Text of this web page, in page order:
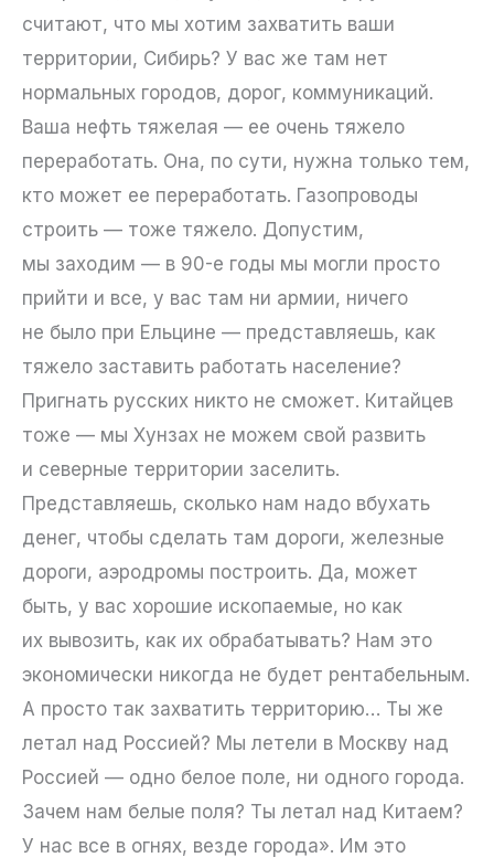
считают, что мы хотим захватить ваши
территории, Сибирь? У вас же там нет
нормальных городов, дорог, коммуникаций.
Ваша нефть тяжелая — ее очень тяжело
переработать. Она, по сути, нужна только тем,
кто может ее переработать. Газопроводы
строить — тоже тяжело. Допустим,
мы заходим — в 90-е годы мы могли просто
прийти и все, у вас там ни армии, ничего
не было при Ельцине — представляешь, как
тяжело заставить работать население?
Пригнать русских никто не сможет. Китайцев
тоже — мы Хунзах не можем свой развить
и северные территории заселить.
Представляешь, сколько нам надо вбухать
денег, чтобы сделать там дороги, железные
дороги, аэродромы построить. Да, может
быть, у вас хорошие ископаемые, но как
их вывозить, как их обрабатывать? Нам это
экономически никогда не будет рентабельным.
А просто так захватить территорию… Ты же
летал над Россией? Мы летели в Москву над
Россией — одно белое поле, ни одного города.
Зачем нам белые поля? Ты летал над Китаем?
У нас все в огнях, везде города». Им это